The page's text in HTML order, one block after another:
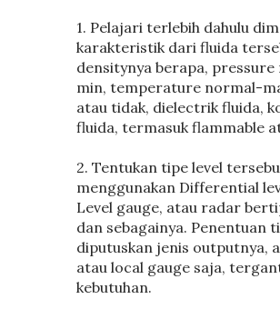
1. Pelajari terlebih dahulu
karakteristik dari fluida
densitynya berapa,
min, temperature normal-
atau tidak, dielectrik fluida,
fluida, termasuk flammable
2. Tentukan tipe level
menggunakan Differential
Level gauge, atau radar
dan sebagainya. Penentuan
diputuskan jenis outputnya,
atau local gauge saja,
kebutuhan.